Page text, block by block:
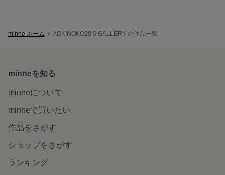
minne ホーム AOKINOKO28'S GALLERY の作品一覧
minneを知る
minneについて
minneで買いたい
作品をさがす
ショップをさがす
ランキング